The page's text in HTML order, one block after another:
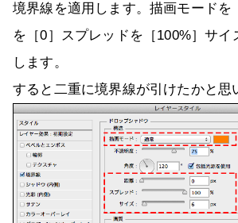
境界線を適用します。描画モードを
を［0］スプレッドを［100%］サイ
します。
すると二重に境界線が引けたかと思